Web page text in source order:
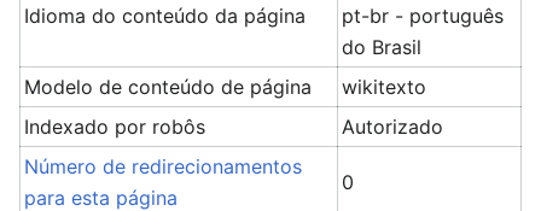
Idioma do conteúdo da página
pt-br - português
do Brasil
Modelo de conteúdo de página
wikitexto
Indexado por robôs
Autorizado
Número de redirecionamentos
para esta página
0